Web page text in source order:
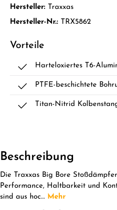
Hersteller: Traxxas
Hersteller-Nr.: TRX5862
Vorteile
Harteloxiertes T6-
PTFE-beschichtete
Titan-Nitrid
Beschreibung
Die Traxxas Big Bore
Performance, Haltbarkeit und
sind aus hoc… Mehr